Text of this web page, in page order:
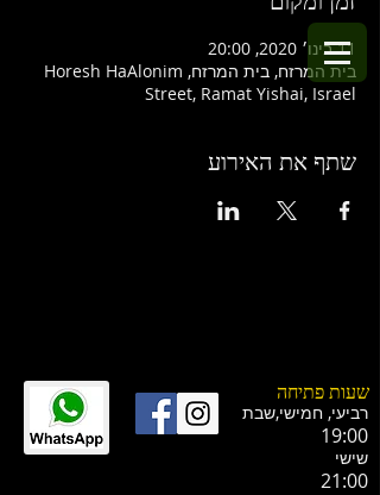
11 בינו׳ 2020, 20:00
בית המרזח, בית המרזח, Horesh HaAlonim
Street, Ramat Yishai, Israel
שתף את האירוע
שעות פתיחה
רביעי, חמישי,שבת
19:00
שישי
21:00